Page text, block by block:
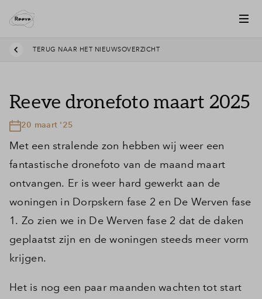
TERUG NAAR HET NIEUWSOVERZICHT
Reeve dronefoto maart 2025
20 maart '25
Met een stralende zon hebben wij weer een
fantastische dronefoto van de maand maart
ontvangen. Er is weer hard gewerkt aan de
woningen in Dorpskern fase 2 en De Werven fase
1. Zo zien we in De Werven fase 2 dat de daken
geplaatst zijn en de woningen steeds meer vorm
krijgen.
Het is nog een paar maanden wachten tot start